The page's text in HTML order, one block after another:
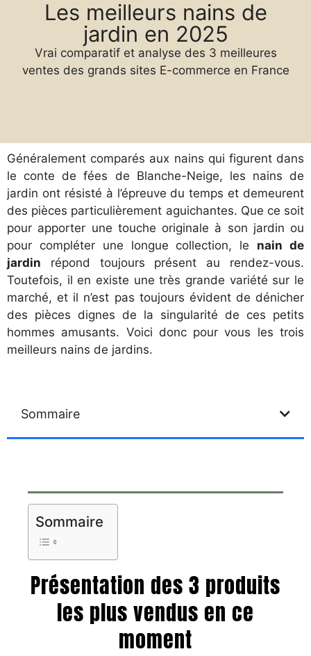
Les meilleurs nains de
jardin en 2025
Vrai comparatif et analyse des 3 meilleures
ventes des grands sites E-commerce en France
Généralement comparés aux nains qui figurent dans
le conte de fées de Blanche-Neige, les nains de
jardin ont résisté à l’épreuve du temps et demeurent
des pièces particulièrement aguichantes. Que ce soit
pour apporter une touche originale à son jardin ou
pour compléter une longue collection, le nain de
jardin répond toujours présent au rendez-vous.
Toutefois, il en existe une très grande variété sur le
marché, et il n’est pas toujours évident de dénicher
des pièces dignes de la singularité de ces petits
hommes amusants. Voici donc pour vous les trois
meilleurs nains de jardins.
Sommaire
Sommaire
Présentation des 3 produits
les plus vendus en ce
moment